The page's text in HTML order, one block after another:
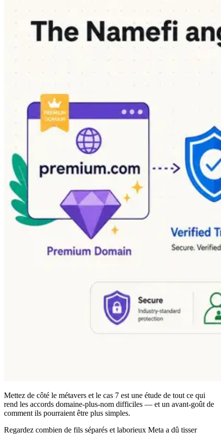
Mettez de côté le métavers et le cas 7 est une étude de tout ce qui
rend les accords domaine-plus-nom difficiles — et un avant-goût de
comment ils pourraient être plus simples.
Regardez combien de fils séparés et laborieux Meta a dû tisser